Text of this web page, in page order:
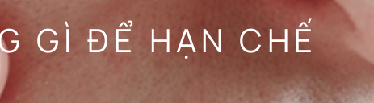
GÌ ĐỂ HẠN CHẾ